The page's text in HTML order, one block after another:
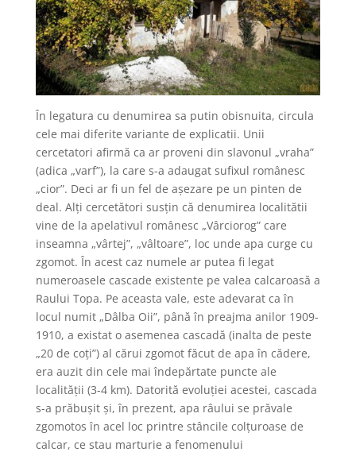
În legatura cu denumirea sa putin obisnuita, circula
cele mai diferite variante de explicatii. Unii
cercetatori afirmă ca ar proveni din slavonul „vraha”
(adica „varf”), la care s-a adaugat sufixul românesc
„cior”. Deci ar fi un fel de așezare pe un pinten de
deal. Alți cercetători susțin că denumirea localitătii
vine de la apelativul românesc „Vârciorog” care
inseamna „vârtej”, „vâltoare”, loc unde apa curge cu
zgomot. În acest caz numele ar putea fi legat
numeroasele cascade existente pe valea calcaroasă a
Raului Topa. Pe aceasta vale, este adevarat ca în
locul numit „Dâlba Oii”, până în preajma anilor 1909-
1910, a existat o asemenea cascadă (inalta de peste
„20 de coți”) al cărui zgomot făcut de apa în cădere,
era auzit din cele mai îndepărtate puncte ale
localității (3-4 km). Datorită evoluției acestei, cascada
s-a prăbușit și, în prezent, apa râului se prăvale
zgomotos în acel loc printre stâncile colțuroase de
calcar, ce stau marturie a fenomenului